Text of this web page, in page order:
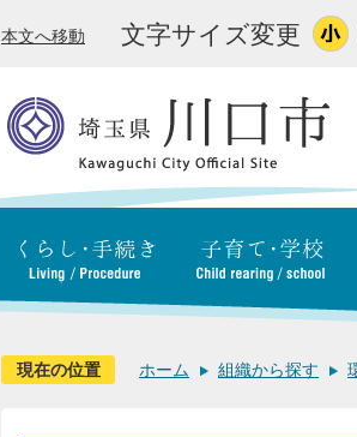
本文へ移動 文字サイズ変更
現在の位置 ホーム 組織から探す